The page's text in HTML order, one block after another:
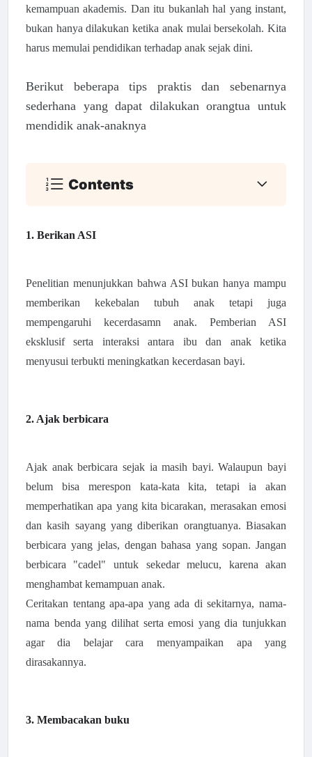
kemampuan akademis. Dan itu bukanlah hal yang instant,
bukan hanya dilakukan ketika anak mulai bersekolah. Kita
harus memulai pendidikan terhadap anak sejak dini.
Berikut beberapa tips praktis dan sebenarnya
sederhana yang dapat dilakukan orangtua untuk
mendidik anak-anaknya
Contents
1. Berikan ASI
Penelitian menunjukkan bahwa ASI bukan hanya mampu
memberikan kekebalan tubuh anak tetapi juga
mempengaruhi kecerdasamn anak. Pemberian ASI
eksklusif serta interaksi antara ibu dan anak ketika
menyusui terbukti meningkatkan kecerdasan bayi.
2. Ajak berbicara
Ajak anak berbicara sejak ia masih bayi. Walaupun bayi
belum bisa merespon kata-kata kita, tetapi ia akan
memperhatikan apa yang kita bicarakan, merasakan emosi
dan kasih sayang yang diberikan orangtuanya. Biasakan
berbicara yang jelas, dengan bahasa yang sopan. Jangan
berbicara "cadel" untuk sekedar melucu, karena akan
menghambat kemampuan anak.
Ceritakan tentang apa-apa yang ada di sekitarnya, nama-
nama benda yang dilihat serta emosi yang dia tunjukkan
agar dia belajar cara menyampaikan apa yang
dirasakannya.
3. Membacakan buku